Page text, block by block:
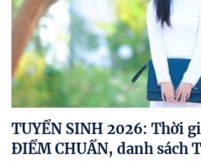
TUYỂN SINH 2026: Thời
ĐIỂM CHUẨN, danh sách